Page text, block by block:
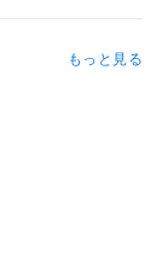
もっと見る